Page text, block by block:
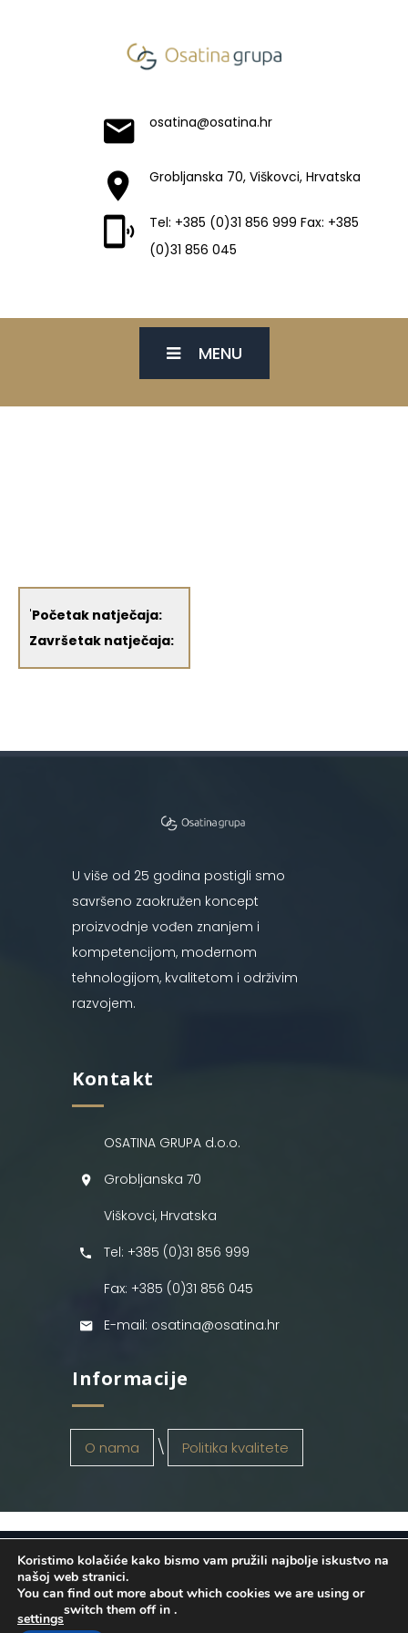
osatina@osatina.hr
Grobljanska 70, Viškovci, Hrvatska
Tel: +385 (0)31 856 999 Fax: +385
(0)31 856 045
MENU
'Početak natječaja:
Završetak natječaja:
U više od 25 godina postigli smo
savršeno zaokružen koncept
proizvodnje vođen znanjem i
kompetencijom, modernom
tehnologijom, kvalitetom i održivim
razvojem.
Kontakt
OSATINA GRUPA d.o.o.
Grobljanska 70
Viškovci, Hrvatska
Tel: +385 (0)31 856 999
Fax: +385 (0)31 856 045
E-mail: osatina@osatina.hr
Informacije
O nama Politika kvalitete
OSATINA GRUPA d.o.o. 2026
. Configured
byINFOS Osijek. Sva prava pridržana.
Koristimo kolačiće kako bismo vam pružili najbolje iskustvo na
našoj web stranici.
You can find out more about which cookies we are using or
switch them off in
settings
.